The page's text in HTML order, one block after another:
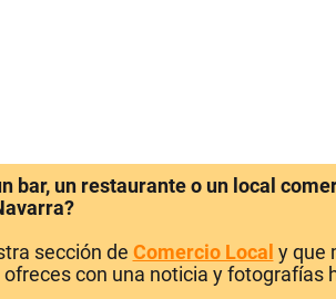
bar, un restaurante o un local
sección de Comercio Local y que
con una noticia y fotografías